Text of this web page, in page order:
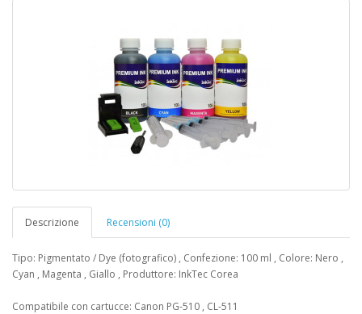
Descrizione Recensioni (0)
Tipo: Pigmentato / Dye (fotografico) , Confezione: 100 ml , Colore: Nero ,
Cyan , Magenta , Giallo , Produttore: InkTec Corea
Compatibile con cartucce: Canon PG-510 , CL-511